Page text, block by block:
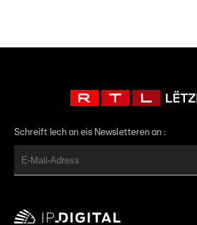
Schreift Iech an eis Newsletteren an :